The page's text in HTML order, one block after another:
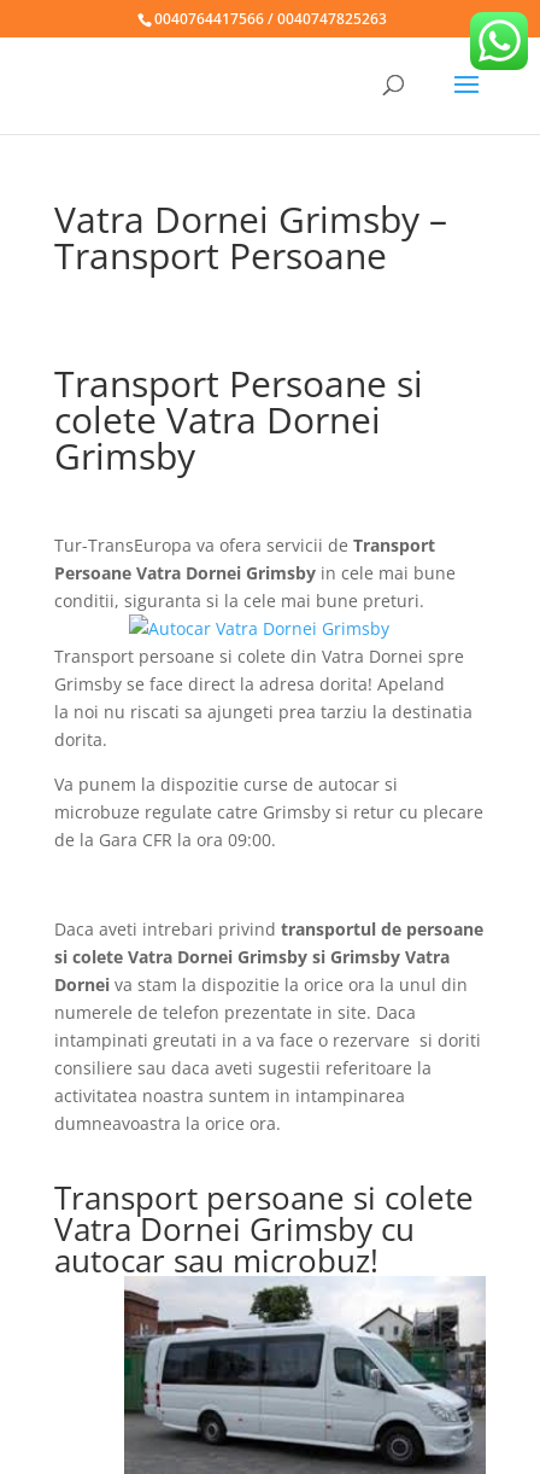
0040764417566 / 0040747825263
Vatra Dornei Grimsby –
Transport Persoane
Transport Persoane si
colete Vatra Dornei
Grimsby
Tur-TransEuropa va ofera servicii de Transport
Persoane Vatra Dornei Grimsbyin cele mai bune
conditii, siguranta si la cele mai bune preturi.
Transport persoane si colete din Vatra Dornei spre
Grimsby se face direct la adresa dorita! Apeland
la noi nu riscati sa ajungeti prea tarziu la destinatia
dorita.
Va punem la dispozitie curse de autocar si
microbuze regulate catre Grimsby si retur cu plecare
de la Gara CFR la ora 09:00.
Daca aveti intrebari privind transportul de persoane
si colete Vatra Dornei Grimsby si Grimsby Vatra
Dornei va stam la dispozitie la orice ora la unul din
numerele de telefon prezentate in site. Daca
intampinati greutati in a va face o rezervare si doriti
consiliere sau daca aveti sugestii referitoare la
activitatea noastra suntem in intampinarea
dumneavoastra la orice ora.
Transport persoane si colete
Vatra Dornei Grimsby cu
autocar sau microbuz!